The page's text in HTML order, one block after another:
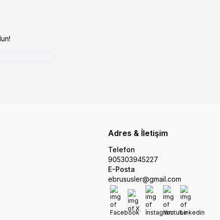
Adres & İletişim
Telefon
905303945227
E-Posta
ebrususler@gmail.com
Facebook
X İnstagram
Youtube